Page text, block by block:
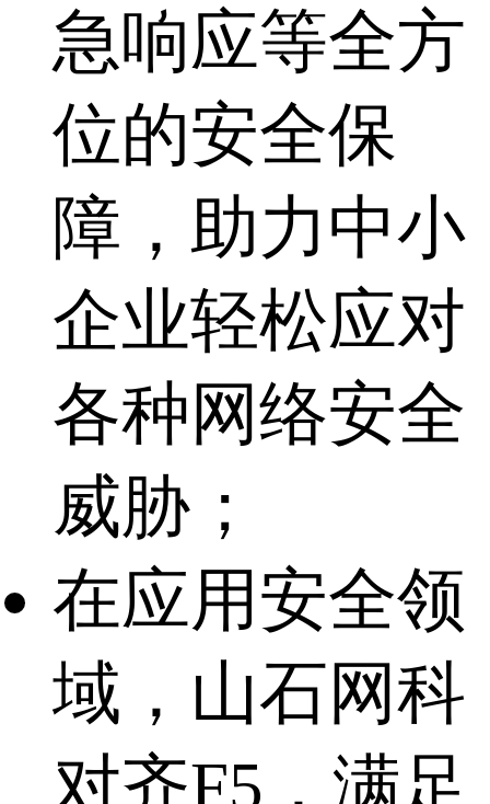
急响应等全方
位的安全保
障，助力中小
企业轻松应对
各种网络安全
威胁；
在应用安全领
域，山石网科
对齐F5，满足